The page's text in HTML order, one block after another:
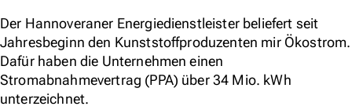
Der Hannoveraner Energiedienstleister beliefert seit
Jahresbeginn den Kunststoffproduzenten mir Ökostrom.
Dafür haben die Unternehmen einen
Stromabnahmevertrag (PPA) über 34 Mio. kWh
unterzeichnet.